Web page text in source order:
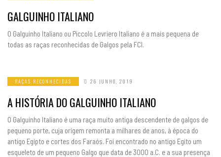
GALGUINHO ITALIANO
O Galguinho Italiano ou Piccolo Levriero Italiano é a mais pequena de
todas as raças reconhecidas de Galgos pela FCI.
RAÇAS RECONHECIDAS 26 JUNHO, 2019
A HISTÓRIA DO GALGUINHO ITALIANO
O Galguinho Italiano é uma raça muito antiga descendente de galgos de
pequeno porte, cuja origem remonta a milhares de anos, à época do
antigo Egipto e cortes dos Faraós. Foi encontrado no antigo Egito um
esqueleto de um pequeno Galgo que data de 3000 a.C. e a sua presença